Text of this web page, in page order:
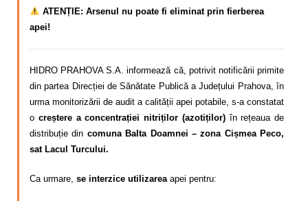
ATENȚIE: Arsenul nu poate fi eliminat prin fierberea
apei!
HIDRO PRAHOVA S.A. informează că, potrivit notificării primite
din partea Direcției de Sănătate Publică a Județului Prahova, în
urma monitorizării de audit a calității apei potabile, s-a constatat
o creștere a concentrației nitriților (azotiților)în rețeaua de
distribuție din comuna Balta Doamnei – zona Cișmea Peco,
sat Lacul Turcului.
Ca urmare, se interzice utilizareaapei pentru: